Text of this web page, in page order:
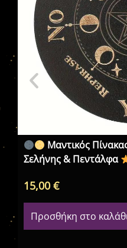
Μαντικός
Σελήνης & Πεντάλφα
15,00€
Προσθήκη στο